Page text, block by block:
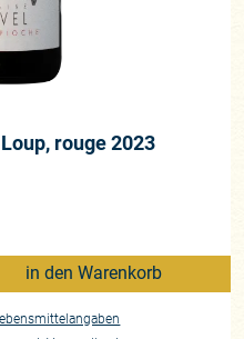
rouge 2023
in den Warenkorb